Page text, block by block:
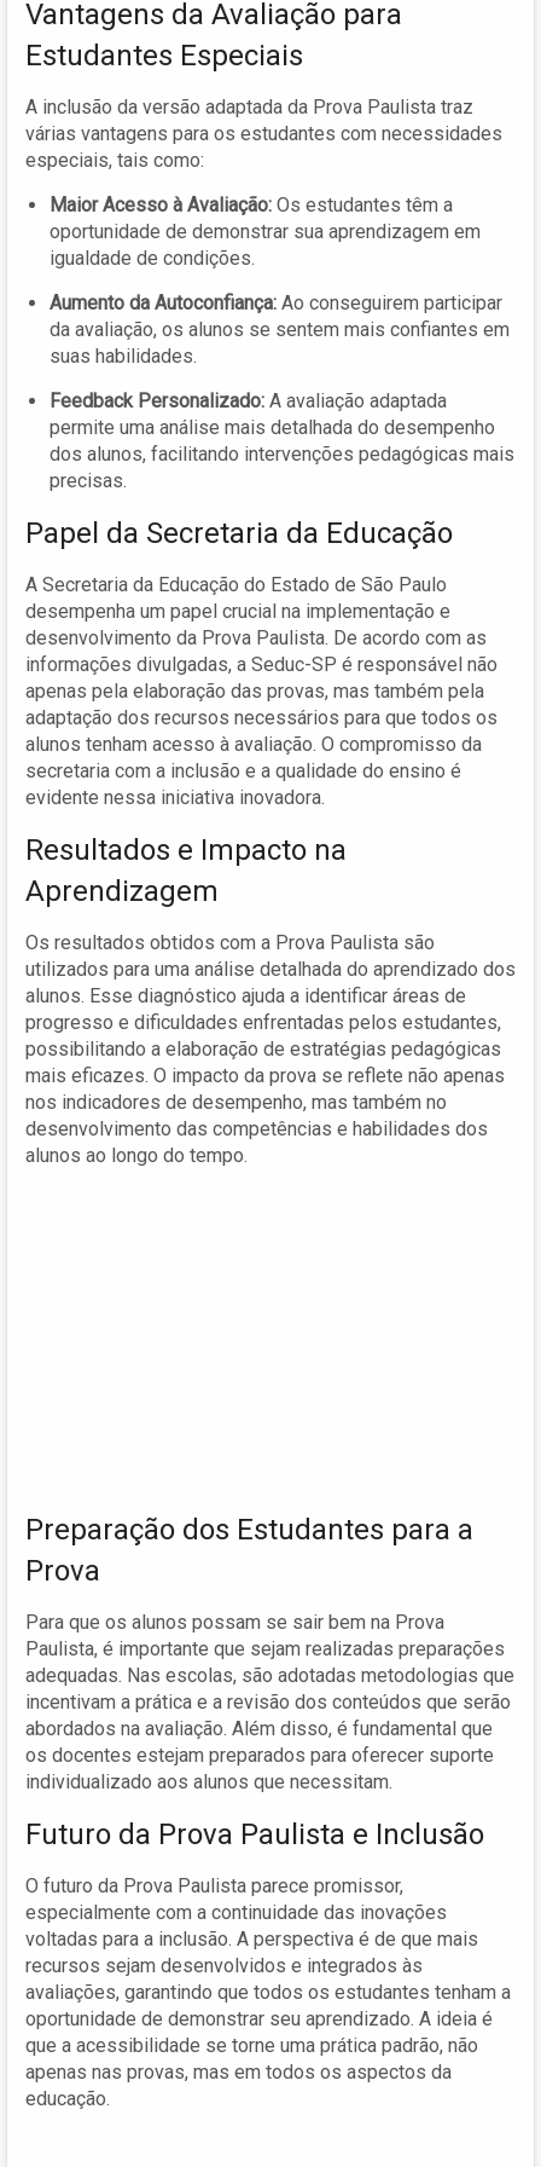
Vantagens da Avaliação para
Estudantes Especiais
A inclusão da versão adaptada da Prova Paulista traz
várias vantagens para os estudantes com necessidades
especiais, tais como:
Maior Acesso à Avaliação: Os estudantes têm a
oportunidade de demonstrar sua aprendizagem em
igualdade de condições.
Aumento da Autoconfiança: Ao conseguirem participar
da avaliação, os alunos se sentem mais confiantes em
suas habilidades.
Feedback Personalizado: A avaliação adaptada
permite uma análise mais detalhada do desempenho
dos alunos, facilitando intervenções pedagógicas mais
precisas.
Papel da Secretaria da Educação
A Secretaria da Educação do Estado de São Paulo
desempenha um papel crucial na implementação e
desenvolvimento da Prova Paulista. De acordo com as
informações divulgadas, a Seduc-SP é responsável não
apenas pela elaboração das provas, mas também pela
adaptação dos recursos necessários para que todos os
alunos tenham acesso à avaliação. O compromisso da
secretaria com a inclusão e a qualidade do ensino é
evidente nessa iniciativa inovadora.
Resultados e Impacto na
Aprendizagem
Os resultados obtidos com a Prova Paulista são
utilizados para uma análise detalhada do aprendizado dos
alunos. Esse diagnóstico ajuda a identificar áreas de
progresso e dificuldades enfrentadas pelos estudantes,
possibilitando a elaboração de estratégias pedagógicas
mais eficazes. O impacto da prova se reflete não apenas
nos indicadores de desempenho, mas também no
desenvolvimento das competências e habilidades dos
alunos ao longo do tempo.
Preparação dos Estudantes para a
Prova
Para que os alunos possam se sair bem na Prova
Paulista, é importante que sejam realizadas preparações
adequadas. Nas escolas, são adotadas metodologias que
incentivam a prática e a revisão dos conteúdos que serão
abordados na avaliação. Além disso, é fundamental que
os docentes estejam preparados para oferecer suporte
individualizado aos alunos que necessitam.
Futuro da Prova Paulista e Inclusão
O futuro da Prova Paulista parece promissor,
especialmente com a continuidade das inovações
voltadas para a inclusão. A perspectiva é de que mais
recursos sejam desenvolvidos e integrados às
avaliações, garantindo que todos os estudantes tenham a
oportunidade de demonstrar seu aprendizado. A ideia é
que a acessibilidade se torne uma prática padrão, não
apenas nas provas, mas em todos os aspectos da
educação.